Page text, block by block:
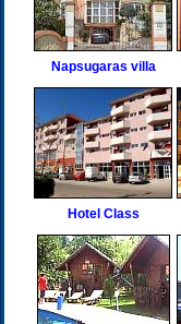
Napsugaras villa
Hotel Class